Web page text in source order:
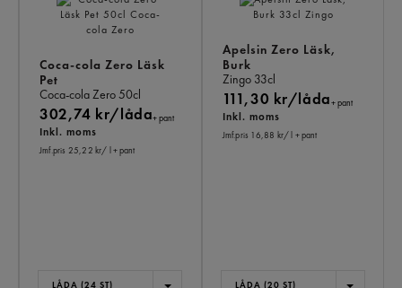
Coca-cola Zero Läsk
Pet
Coca-cola Zero50cl
302,74 kr/låda+ pant
Inkl. moms
Jmf.pris 25,22 kr/ l+ pant
LÅDA (24 ST)
Apelsin Zero Läsk,
Burk
Zingo 33cl
111,30 kr/låda+ pant
Inkl. moms
Jmf.pris 16,88 kr/ l + pant
LÅDA (20 ST)